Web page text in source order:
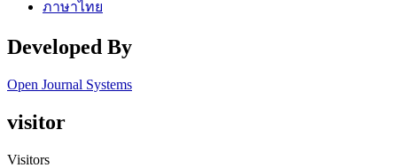
ภาษาไทย
Developed By
Open Journal Systems
visitor
Visitors